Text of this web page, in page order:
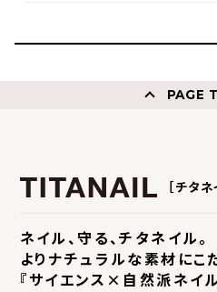
PAGE
［チタネ
ネイル、守る、チタネイル。
よりナチュラルな素材にこ
『サイエンス×自然派ネイル